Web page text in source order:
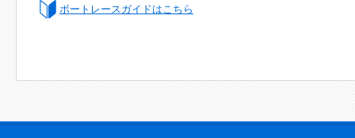
ボートレースガイドはこちら